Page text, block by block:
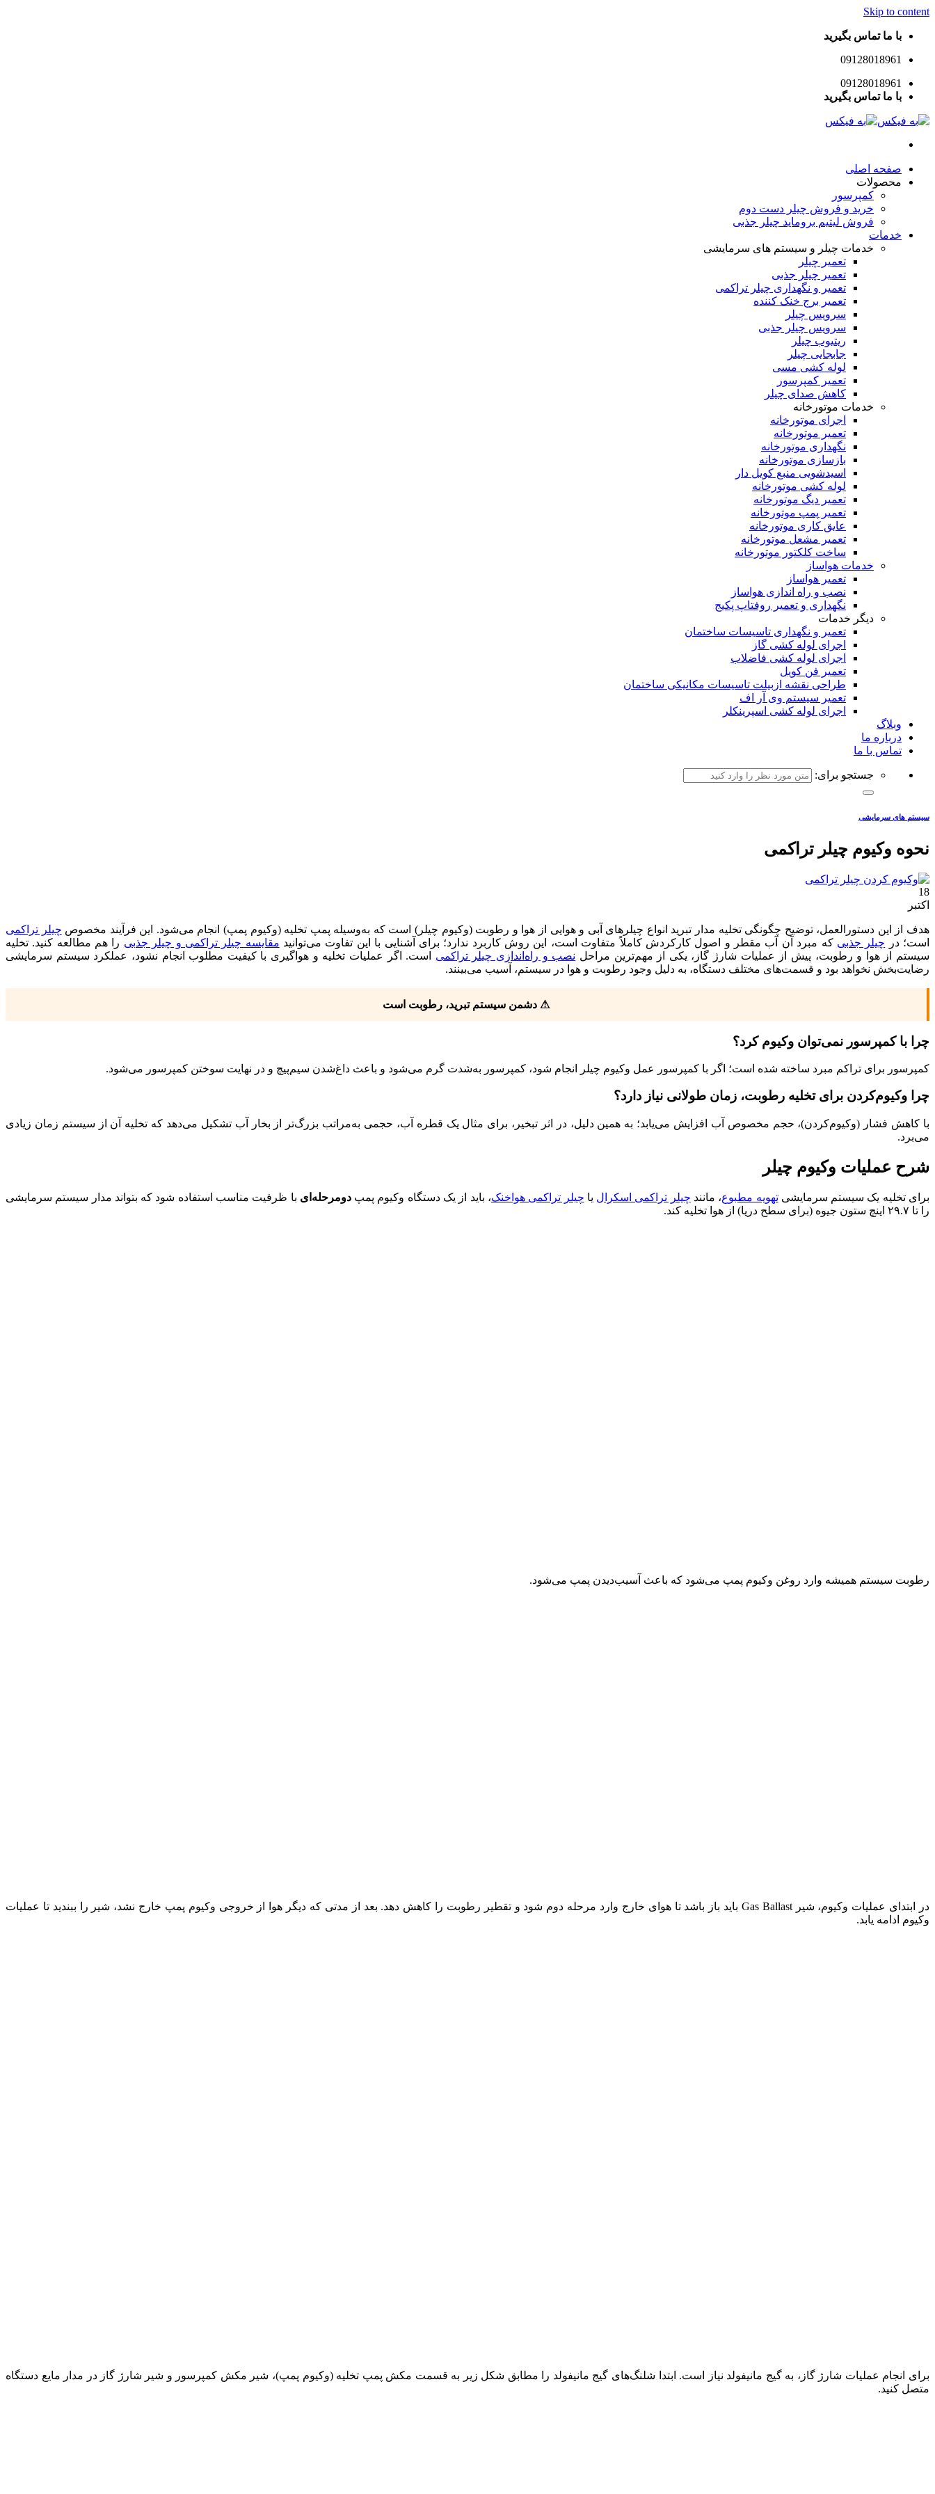
Skip to content
با ما تماس بگیرید
09128018961
09128018961
با ما تماس بگیرید
صفحه اصلی
محصولات
کمپرسور
خرید و فروش چیلر دست دوم
فروش لیتیم بروماید چیلر جذبی
خدمات
خدمات چیلر و سیستم های سرمایشی
تعمیر چیلر
تعمیر چیلر جذبی
تعمیر و نگهداری چیلر تراکمی
تعمیر برج خنک کننده
سرویس چیلر
سرویس چیلر جذبی
ریتیوب چیلر
جابجایی چیلر
لوله کشی مسی
تعمیر کمپرسور
کاهش صدای چیلر
خدمات موتورخانه
اجرای موتورخانه
تعمیر موتورخانه
نگهداری موتورخانه
بازسازی موتورخانه
اسیدشویی منبع کویل دار
لوله کشی موتورخانه
تعمیر دیگ موتورخانه
تعمیر پمپ موتورخانه
عایق کاری موتورخانه
تعمیر مشعل موتورخانه
ساخت کلکتور موتورخانه
خدمات هواساز
تعمیر هواساز
نصب و راه اندازی هواساز
نگهداری و تعمیر روفتاپ پکیج
دیگر خدمات
تعمیر و نگهداری تاسیسات ساختمان
اجرای لوله کشی گاز
اجرای لوله کشی فاضلاب
تعمیر فن کویل
طراحی نقشه ازبیلت تاسیسات مکانیکی ساختمان
تعمیر سیستم وی آر اف
اجرای لوله کشی اسپرینکلر
وبلاگ
درباره ما
تماس با ما
جستجو برای:
سیستم های سرمایشی
نحوه وکیوم چیلر تراکمی
18
اکتبر
هدف از این دستورالعمل، توضیح چگونگی تخلیه مدار تبرید انواع چیلرهای آبی و هوایی از هوا و رطوبت (وکیوم چیلر) است که به‌وسیله پمپ تخلیه (وکیوم پمپ) انجام می‌شود. این فرآیند مخصوص چیلر تراکمی
است؛ در چیلر جذبی که مبرد آن آب مقطر و اصول کارکردش کاملاً متفاوت است، این روش کاربرد ندارد؛ برای آشنایی با این تفاوت می‌توانید مقایسه چیلر تراکمی و چیلر جذبی را هم مطالعه کنید. تخلیه
سیستم از هوا و رطوبت، پیش از عملیات شارژ گاز، یکی از مهم‌ترین مراحل نصب و راه‌اندازی چیلر تراکمی است. اگر عملیات تخلیه و هواگیری با کیفیت مطلوب انجام نشود، عملکرد سیستم سرمایشی
رضایت‌بخش نخواهد بود و قسمت‌های مختلف دستگاه، به دلیل وجود رطوبت و هوا در سیستم، آسیب می‌بینند.
⚠ دشمن سیستم تبرید، رطوبت است
چرا با کمپرسور نمی‌توان وکیوم کرد؟
کمپرسور برای تراکم مبرد ساخته شده است؛ اگر با کمپرسور عمل وکیوم چیلر انجام شود، کمپرسور به‌شدت گرم می‌شود و باعث داغ‌شدن سیم‌پیچ و در نهایت سوختن کمپرسور می‌شود.
چرا وکیوم‌کردن برای تخلیه رطوبت، زمان طولانی نیاز دارد؟
با کاهش فشار (وکیوم‌کردن)، حجم مخصوص آب افزایش می‌یابد؛ به همین دلیل، در اثر تبخیر، برای مثال یک قطره آب، حجمی به‌مراتب بزرگ‌تر از بخار آب تشکیل می‌دهد که تخلیه آن از سیستم زمان زیادی
می‌برد.
شرح عملیات وکیوم چیلر
برای تخلیه یک سیستم سرمایشیتهویه مطبوع، مانند چیلر تراکمی اسکرال یا چیلر تراکمی هواخنک، باید از یک دستگاه وکیوم پمپدو‌مرحله‌ای با ظرفیت مناسب استفاده شود که بتواند مدار سیستم سرمایشی
را تا ۲۹.۷ اینچ ستون جیوه (برای سطح دریا) از هوا تخلیه کند.
رطوبت سیستم همیشه وارد روغن وکیوم پمپ می‌شود که باعث آسیب‌دیدن پمپ می‌شود.
در ابتدای عملیات وکیوم، شیر Gas Ballast باید باز باشد تا هوای خارج وارد مرحله دوم شود و تقطیر رطوبت را کاهش دهد. بعد از مدتی که دیگر هوا از خروجی وکیوم پمپ خارج نشد، شیر را ببندید تا عملیات
وکیوم ادامه یابد.
برای انجام عملیات شارژ گاز، به گیج مانیفولد نیاز است. ابتدا شلنگ‌های گیج مانیفولد را مطابق شکل زیر به قسمت مکش پمپ تخلیه (وکیوم پمپ)، شیر مکش کمپرسور و شیر شارژ گاز در مدار مایع دستگاه
متصل کنید.